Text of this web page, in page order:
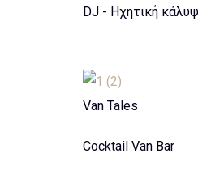
DJ - Ηχητική
Van Tales
Cocktail Van Bar